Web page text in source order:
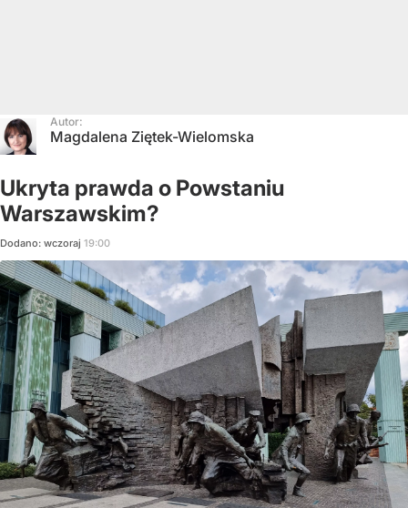
Autor:
Magdalena Ziętek-Wielomska
Ukryta prawda o Powstaniu
Warszawskim?
Dodano: wczoraj 19:00